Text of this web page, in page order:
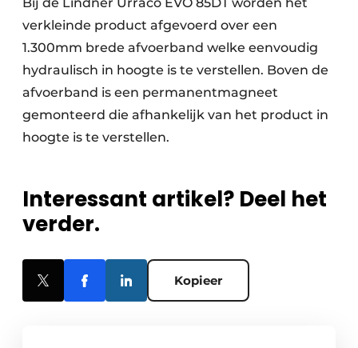
verkleinde product afgevoerd over een
1.300mm brede afvoerband welke eenvoudig
hydraulisch in hoogte is te verstellen. Boven de
afvoerband is een permanentmagneet
gemonteerd die afhankelijk van het product in
hoogte is te verstellen.
Interessant artikel? Deel het
verder.
Kopieer